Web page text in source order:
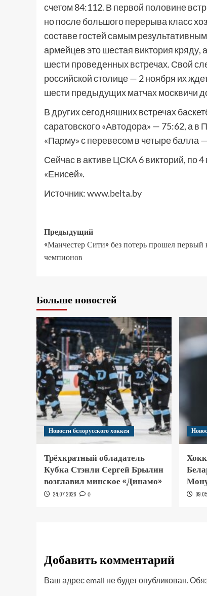
счетом 84:112. В первой половине
но после большого перерыва класс
составе гостей самым
армейцев это шестая виктория
шести проведенных встречах. Свой
российской столице — 2 ноября их
шести предыдущих матчах москвичи
В других сегодняшних встречах
саратовского «Автодора» — 75:62, а
«Парму» с перевесом в четыре балла
Сейчас в активе ЦСКА 6 викторий, по
«Енисей».
Источник:www.belta.by
Предыдущий
«Манчестер Сити» без потерь прошел первый
чемпионов
Больше новостей
Новости белорусского хоккея
Трёхкратный обладатель
Кубка Стэнли Сергей Брылин
возглавил минское «Динамо»
24.07.2026 0
Добавить комментарий
Ваш адрес email не будет опубликован.